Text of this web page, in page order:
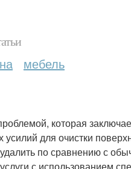
мебель
которая
для очистки
по сравнению с